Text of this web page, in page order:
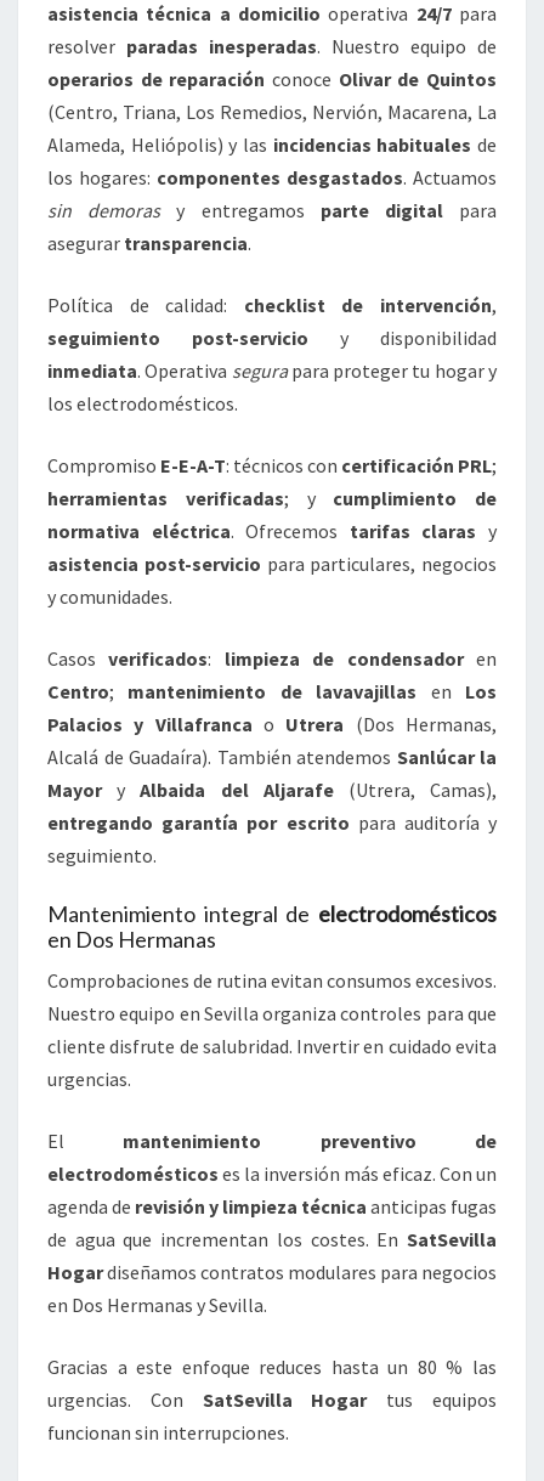
asistencia técnica a domicilio operativa 24/7para
resolver paradas inesperadas. Nuestro equipo de
operarios de reparación conoce Olivar de Quintos
(Centro, Triana, Los Remedios, Nervión, Macarena, La
Alameda, Heliópolis) y las incidencias habituales de
los hogares: componentes desgastados. Actuamos
sin demorasy entregamos parte digitalpara
asegurar transparencia.
Política de calidad: checklist de intervención,
seguimiento post-servicio y disponibilidad
inmediata. Operativa segurapara proteger tu hogar y
los electrodomésticos.
Compromiso E-E-A-T: técnicos con certificación PRL;
herramientas verificadas; y cumplimiento de
normativa eléctrica. Ofrecemos tarifas claras y
asistencia post-servicio para particulares, negocios
y comunidades.
Casosverificados: limpieza de condensadoren
Centro; mantenimiento de lavavajillas en Los
Palacios y Villafranca o Utrera (Dos Hermanas,
Alcalá de Guadaíra). También atendemos Sanlúcar la
MayoryAlbaida del Aljarafe(Utrera, Camas),
entregando garantía por escrito para auditoría y
seguimiento.
Mantenimiento integral de electrodomésticos
en Dos Hermanas
Comprobaciones de rutina evitan consumos excesivos.
Nuestro equipo en Sevilla organiza controles para que
cliente disfrute de salubridad. Invertir en cuidado evita
urgencias.
El mantenimiento preventivo de
electrodomésticos es la inversión más eficaz. Con un
agenda de revisión y limpieza técnica anticipas fugas
de agua que incrementan los costes. En SatSevilla
Hogardiseñamos contratos modulares para negocios
en Dos Hermanas y Sevilla.
Gracias a este enfoque reduces hasta un 80 % las
urgencias. Con SatSevilla Hogartus equipos
funcionan sin interrupciones.